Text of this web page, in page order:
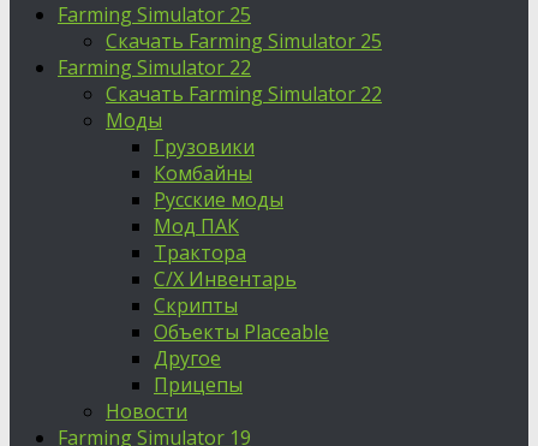
Farming Simulator 25
Скачать Farming Simulator 25
Farming Simulator 22
Скачать Farming Simulator 22
Моды
Грузовики
Комбайны
Русские моды
Мод ПАК
Трактора
С/Х Инвентарь
Скрипты
Объекты Placeable
Другое
Прицепы
Новости
Farming Simulator 19